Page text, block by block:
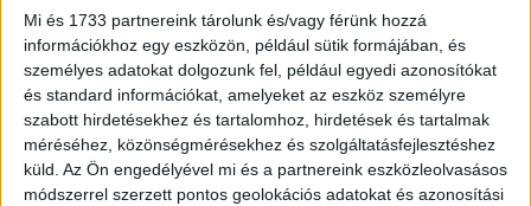
Mi és 1733 partnereink tárolunk és/vagy férünk hozzá
információkhoz egy eszközön, például sütik formájában, és
személyes adatokat dolgozunk fel, például egyedi azonosítókat
és standard információkat, amelyeket az eszköz személyre
szabott hirdetésekhez és tartalomhoz, hirdetések és tartalmak
méréséhez, közönségmérésekhez és szolgáltatásfejlesztéshez
küld. Az Ön engedélyével mi és a partnereink eszközleolvasásos
módszerrel szerzett pontos geolokációs adatokat és azonosítási
A fiatalok átlagos nettó jövedelme havonta 252 ezer forint
és 55 százalékuk rendelkezik valamilyen megtakarítással
a K&H ifjúsági indexe szerint. A megtakarítók körében
ugyanakkor...